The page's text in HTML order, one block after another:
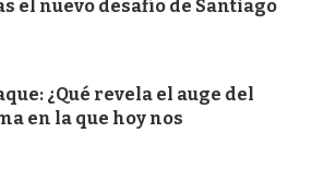
el nuevo desafío de Santiago
¿Qué revela el auge del
en la que hoy nos